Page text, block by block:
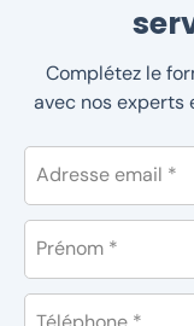
Complétez le
avec nos experts
Adresse email *
Prénom *